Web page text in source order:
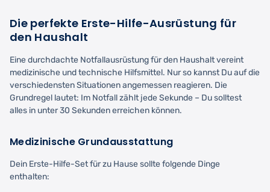
Die perfekte Erste-Hilfe-Ausrüstung für
den Haushalt
Eine durchdachte Notfallausrüstung für den Haushalt vereint
medizinische und technische Hilfsmittel. Nur so kannst Du auf die
verschiedensten Situationen angemessen reagieren. Die
Grundregel lautet: Im Notfall zählt jede Sekunde – Du solltest
alles in unter 30 Sekunden erreichen können.
Medizinische Grundausstattung
Dein Erste-Hilfe-Set für zu Hause sollte folgende Dinge
enthalten: